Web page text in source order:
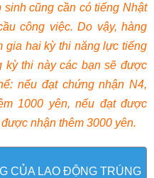
sinh cũng cần có tiếng Nhật
công việc. Do vậy, hàng
gia hai kỳ thi năng lực tiếng
kỳ thi này các bạn sẽ được
nếu đạt chứng nhận N4,
1000 yên, nếu đạt được
nhận thêm 3000 yên.
CỦA LAO ĐỘNG TRÚNG